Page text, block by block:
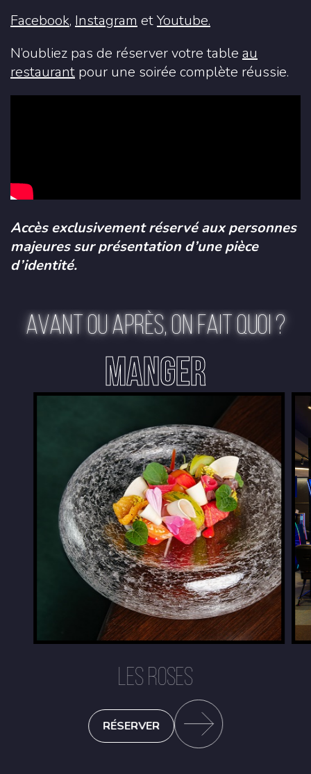
Facebook, Instagram etYoutube.
N’oubliez pas de réserver votre table au
restaurant pour une soirée complète réussie.
Accès exclusivement réservé aux personnes
majeures sur présentation d’une pièce
d’identité.
AVANT OU APRÈS, ON FAIT QUOI ?
MANGER
LES ROSES
RÉSERVER